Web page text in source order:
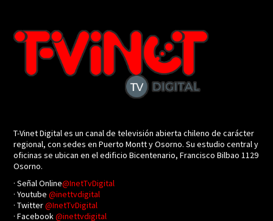
T-Vinet Digital es un canal de televisión abierta chileno de carácter
regional, con sedes en Puerto Montt y Osorno. Su estudio central y
oficinas se ubican en el edificio Bicentenario, Francisco Bilbao 1129
Osorno.
· Señal Online@InetTvDigital
· Youtube@inettvdigital
· Twitter@InetTvDigital
· Facebook@inettvdigital